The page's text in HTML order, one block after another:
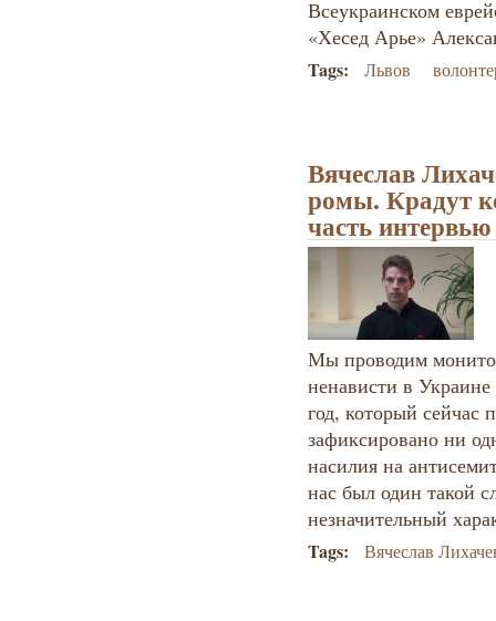
Всеукраинском
«Хесед Арье»
Tags: Львов
Вячеслав
ромы. Крадут
часть интервью
Мы проводим
ненависти в
год, который сейчас
зафиксировано ни
насилия на
нас был один такой
незначительный
Tags: Вячеслав